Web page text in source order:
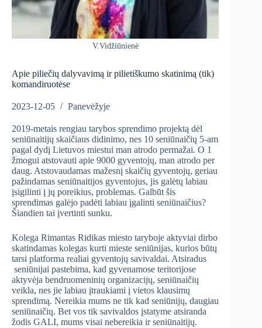
V.Vidžiūnienė
Apie piliečių dalyvavimą ir pilietiškumo skatinimą (tik)
komandiruotėse
2023-12-05 Panevėžyje
2019-metais rengiau tarybos sprendimo projektą dėl
seniūnaitijų skaičiaus didinimo, nes 10 seniūnaičių 5-am
pagal dydį Lietuvos miestui man atrodo permažai. O 1
žmogui atstovauti apie 9000 gyventojų, man atrodo per
daug. Atstovaudamas mažesnį skaičių gyventojų, geriau
pažindamas seniūnaitijos gyventojus, jis galėtų labiau
įsigilinti į jų poreikius, problemas. Galbūt šis
sprendimas galėjo padėti labiau įgalinti seniūnaičius?
Šiandien tai įvertinti sunku.
Kolega Rimantas Ridikas miesto taryboje aktyviai dirbo
skatindamas kolegas kurti mieste seniūnijas, kurios būtų
tarsi platforma realiai gyventojų savivaldai. Atsiradus
seniūnijai pastebima, kad gyvenamose teritorijose
aktyvėja bendruomeninių organizacijų, seniūnaičių
veikla, nes jie labiau įtraukiami į vietos klausimų
sprendimą. Nereikia mums ne tik kad seniūnijų, daugiau
seniūnaičių. Bet vos tik savivaldos įstatyme atsiranda
žodis GALI, mums visai nebereikia ir seniūnaitijų.